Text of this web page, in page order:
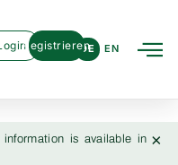
DE EN
Registrieren
is available in ×